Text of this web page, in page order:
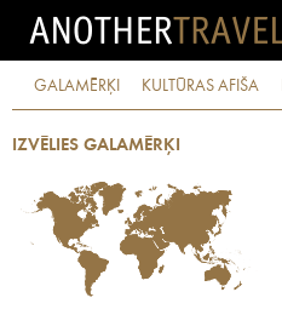
GALAMĒRĶI KULTŪRAS AFIŠA
IZVĒLIES GALAMĒRĶI